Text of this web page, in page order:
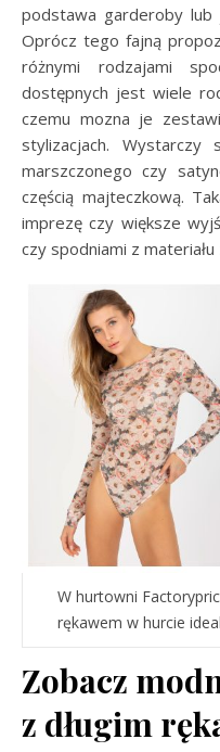
podstawa garderoby lub
Oprócz tego fajną
różnymi rodzajami
dostępnych jest wiele
czemu mozna je
stylizacjach.
marszczonego czy
częścią majteczkową.
imprezę czy większe
czy spodniami z
W hurtowni
rękawem w hurcie
Zobacz
z długim